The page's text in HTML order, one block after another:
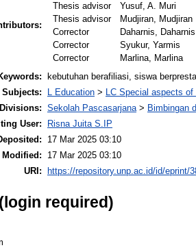
Thesis advisor
Yusuf, A. Muri
Thesis advisor
Mudjiran, Mudjiran
Corrector
Daharnis, Daharnis
Corrector
Syukur, Yarmis
Corrector
Marlina, Marlina
kebutuhan berafiliasi, siswa
Subjects:
L Education > LC Special aspects of
Divisions: Sekolah Pascasarjana> Bimbingan
User:
Risna Juita S.IP
17 Mar 2025 03:10
Modified:
17 Mar 2025 03:10
URI:
https://repository.unp.ac.id/id/eprint/
required)